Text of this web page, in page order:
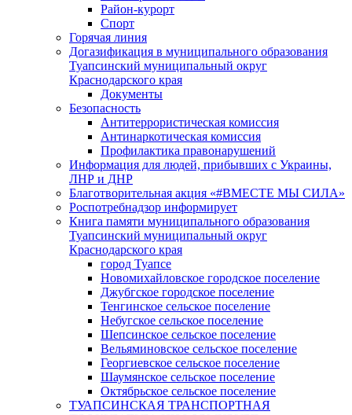
Район-курорт
Спорт
Горячая линия
Догазификация в муниципального образования
Туапсинский муниципальный округ
Краснодарского края
Документы
Безопасность
Антитеррористическая комиссия
Антинаркотическая комиссия
Профилактика правонарушений
Информация для людей, прибывших с Украины,
ЛНР и ДНР
Благотворительная акция «#ВМЕСТЕ МЫ СИЛА»
Роспотребнадзор информирует
Книга памяти муниципального образования
Туапсинский муниципальный округ
Краснодарского края
город Туапсе
Новомихайловское городское поселение
Джубгское городское поселение
Тенгинское сельское поселение
Небугское сельское поселение
Шепсинское сельское поселение
Вельяминовское сельское поселение
Георгиевское сельское поселение
Шаумянское сельское поселение
Октябрьское сельское поселение
ТУАПСИНСКАЯ ТРАНСПОРТНАЯ